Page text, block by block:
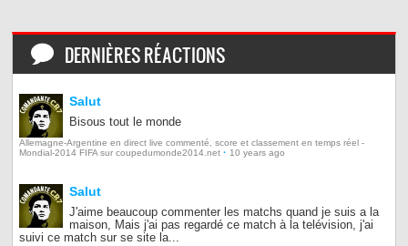
DERNIÈRES RÉACTIONS
Salut
Bisous tout le monde
Allemagne-Argentine en direct live commenté, score et classement en temps réel -
Mondial-2014 FIFA sur coupedumonde2014.net · 10 years ago
Salut
J'aime beaucoup commenter les matchs quand je suis a la
maison, Mais j'ai pas regardé ce match à la telévision, j'ai
suivi ce match sur se site la...